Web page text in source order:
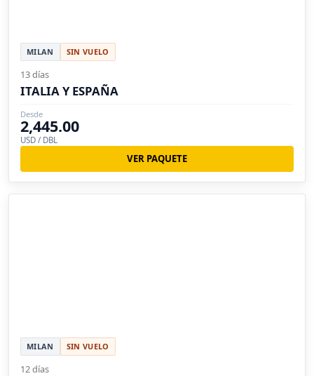
MILAN SIN VUELO
13 días
ITALIA Y ESPAÑA
Desde
2,445.00
USD / DBL
VER PAQUETE
MILAN SIN VUELO
12 días